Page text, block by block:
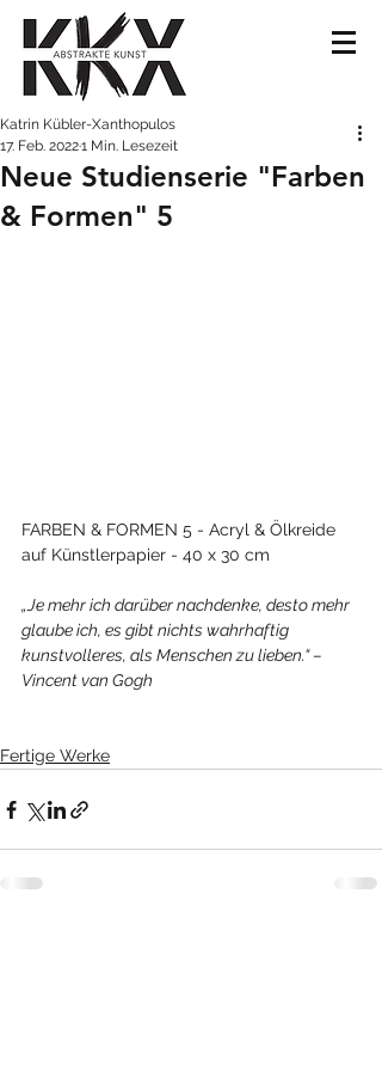
Neue Studienserie "Farben
& Formen" 5
Katrin Kübler-Xanthopulos
17. Feb. 20221 Min. Lesezeit
FARBEN & FORMEN 5 - Acryl & Ölkreide
auf Künstlerpapier - 40 x 30 cm
„Je mehr ich darüber nachdenke, desto mehr
glaube ich, es gibt nichts wahrhaftig
kunstvolleres, als Menschen zu lieben.“ –
Vincent van Gogh
Fertige Werke